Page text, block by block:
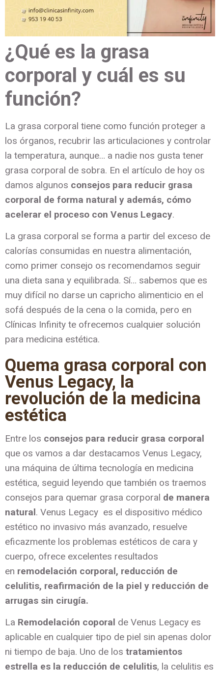
¿Qué es la grasa
corporal y cuál es su
función?
La grasa corporal tiene como función proteger a
los órganos, recubrir las articulaciones y controlar
la temperatura, aunque… a nadie nos gusta tener
grasa corporal de sobra. En el artículo de hoy os
damos algunos consejos para reducir grasa
corporal de forma natural y además, cómo
acelerar el proceso con Venus Legacy.
La grasa corporal se forma a partir del exceso de
calorías consumidas en nuestra alimentación,
como primer consejo os recomendamos seguir
una dieta sana y equilibrada. Sí… sabemos que es
muy difícil no darse un capricho alimenticio en el
sofá después de la cena o la comida, pero en
Clínicas Infinity te ofrecemos cualquier solución
para medicina estética.
Quema grasa corporal con
Venus Legacy, la
revolución de la medicina
estética
Entre los consejos para reducir grasa corporal
que os vamos a dar destacamos Venus Legacy,
una máquina de última tecnología en medicina
estética, seguid leyendo que también os traemos
consejos para quemar grasa corporal de manera
natural. Venus Legacy es el dispositivo médico
estético no invasivo más avanzado, resuelve
eficazmente los problemas estéticos de cara y
cuerpo, ofrece excelentes resultados
en remodelación corporal, reducción de
celulitis, reafirmación de la piel y reducción de
arrugas sin cirugía.
La Remodelación coporal de Venus Legacy es
aplicable en cualquier tipo de piel sin apenas dolor
ni tiempo de baja. Uno de los tratamientos
estrella es la reducción de celulitis, la celulitis es